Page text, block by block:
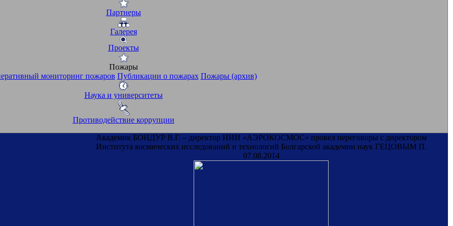
Партнеры
Галерея
Проекты
Пожары
мониторинг пожаров Публикации о пожарах Пожары (архив)
Наука и университеты
Противодействие коррупции
Академик БОНДУР В.Г. – директор НИИ «АЭРОКОСМОС» провел переговоры с директором
Института космических исследований и технологий Болгарской академии наук ГЕЦОВЫМ П.
07.08.2014